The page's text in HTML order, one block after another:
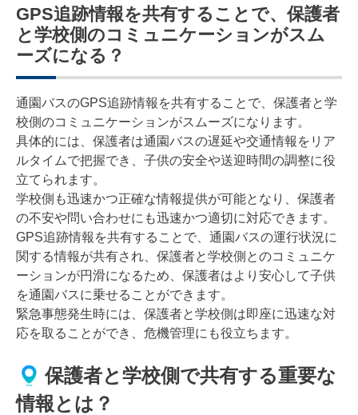
GPS追跡情報を共有することで、保護者
と学校側のコミュニケーションがスム
ーズになる？
通園バスのGPS追跡情報を共有することで、保護者と学
校側のコミュニケーションがスムーズになります。
具体的には、保護者は通園バスの遅延や交通情報をリア
ルタイムで把握でき、子供の安全や送迎時間の調整に役
立てられます。
学校側も迅速かつ正確な情報提供が可能となり、保護者
の不安や問い合わせにも迅速かつ適切に対応できます。
GPS追跡情報を共有することで、通園バスの運行状況に
関する情報が共有され、保護者と学校側とのコミュニケ
ーションが円滑になるため、保護者はより安心して子供
を通園バスに乗せることができます。
緊急事態発生時には、保護者と学校側は即座に迅速な対
応を取ることができ、危機管理にも役立ちます。
保護者と学校側で共有する重要な
情報とは？